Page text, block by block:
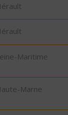
Maritime
Marne